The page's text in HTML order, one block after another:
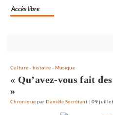
Accès libre
vous
maintenant
Culture - histoire - Musique
« Qu’avez-vous fait
»
Chronique parDanièle Secrétant |09